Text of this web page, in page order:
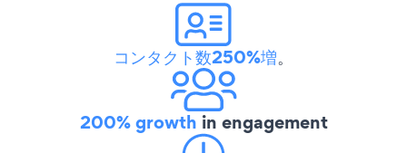
コンタクト数250%増。
200% growth in engagement